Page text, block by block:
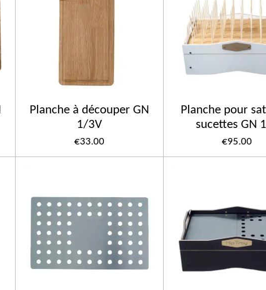
Planche à découper GN
1/3V
€33.00
Planche pour
sucettes GN
€95.00